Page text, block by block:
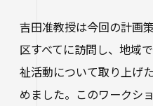
大学広報・報道関係
大学広報
生活支援
スクールバス
駐車場利用
卒業生の就職支援
人事採用ご担当の
社会連携
地域連携・研究推進セ
自治体・企業・団体と
四天王寺
LINE Instagram
吉田准教授は今回の計画
区すべてに訪問し、地域
祉活動について取り上げ
めました。このワークシ